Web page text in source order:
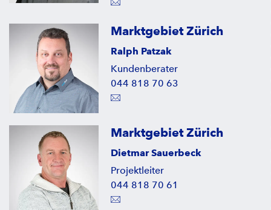
Marktgebiet Zürich
Ralph Patzak
Kundenberater
044 818 70 63
Marktgebiet Zürich
Dietmar Sauerbeck
Projektleiter
044 818 70 61